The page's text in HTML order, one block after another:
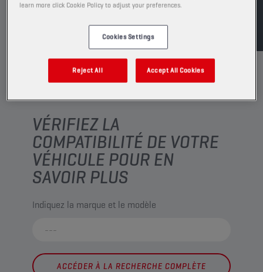
TDS MSDS
VÉRIFIEZ LA
COMPATIBILITÉ DE VOTRE
VÉHICULE POUR EN
SAVOIR PLUS
Indiquez la marque et le modèle
ACCÉDER À LA RECHERCHE COMPLÈTE
learn more click Cookie Policy to adjust your preferences.
Cookies Settings
Reject All Accept All Cookies